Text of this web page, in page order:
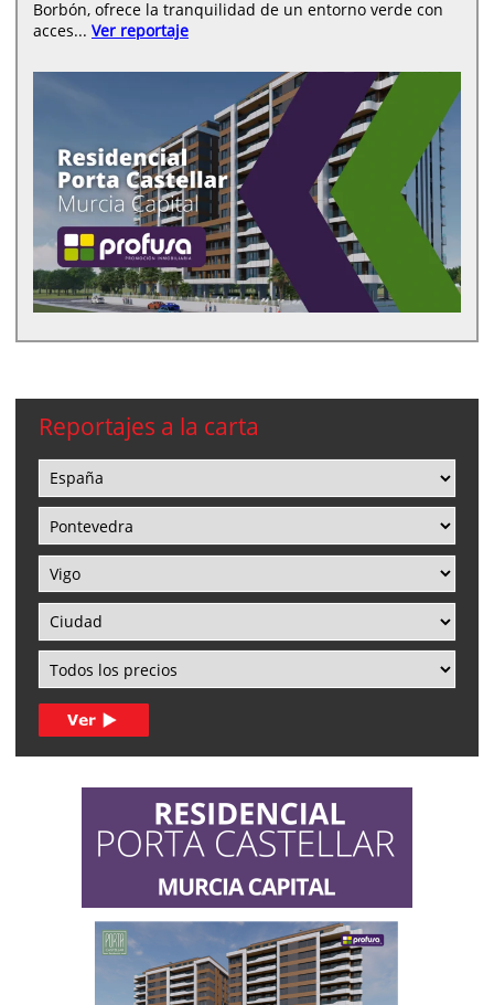
Borbón, ofrece la tranquilidad de un entorno verde con
acces... Ver reportaje
Reportajes a la carta